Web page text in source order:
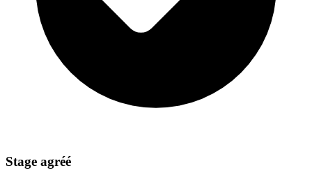
Stage agréé